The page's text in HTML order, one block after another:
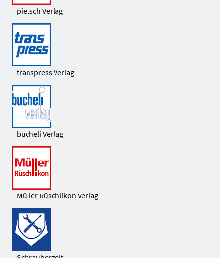
pietsch Verlag
transpress Verlag
bucheli Verlag
Müller Rüschlikon Verlag